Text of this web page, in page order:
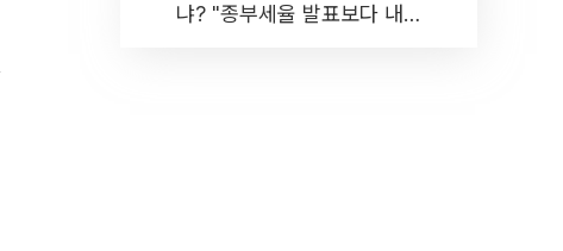
냐? "종부세율 발표보다 내릴